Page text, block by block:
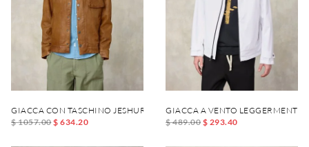
GIACCA CON TASCHINO JESHURUN
$ 1057.00$ 634.20
GIACCA A VENTO LEGGERMENTE
$ 489.00 $ 293.40